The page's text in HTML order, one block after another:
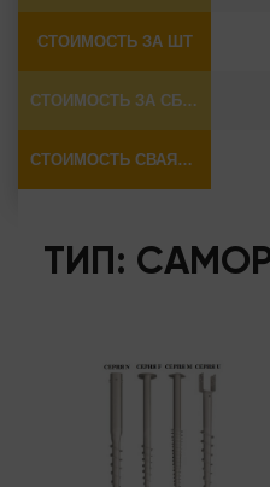
СТОИМОСТЬ ЗА ШТ
СТОИМОСТЬ ЗА СБОРКУ
СТОИМОСТЬ СВАЯ+СБОРКА (БЕЗ ОГОЛОВКА)
ТИП: